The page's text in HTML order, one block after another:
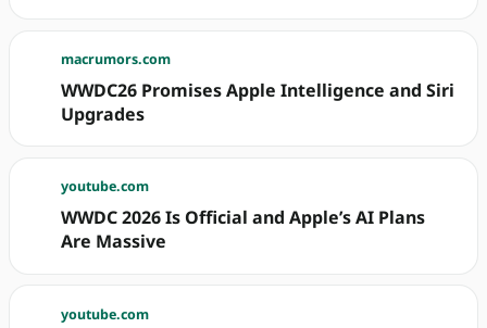
macrumors.com
WWDC26 Promises Apple Intelligence and Siri
Upgrades
youtube.com
WWDC 2026 Is Official and Apple’s AI Plans
Are Massive
youtube.com